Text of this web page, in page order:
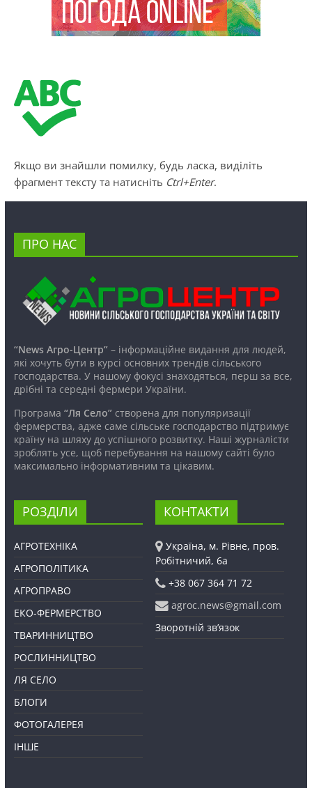
Якщо ви знайшли помилку, будь ласка, виділіть
фрагмент тексту та натисніть Ctrl+Enter.
ПРО НАС
“News Агро-Центр”– інформаційне видання для людей,
які хочуть бути в курсі основних трендів сільського
господарства. У нашому фокусі знаходяться, перш за все,
дрібні та середні фермери України.
Програма “Ля Село”створена для популяризації
фермерства, адже саме сільське господарство підтримує
країну на шляху до успішного розвитку. Наші журналісти
зроблять усе, щоб перебування на нашому сайті було
максимально інформативним та цікавим.
РОЗДІЛИ
АГРОТЕХНІКА
АГРОПОЛІТИКА
АГРОПРАВО
ЕКО-ФЕРМЕРСТВО
ТВАРИННИЦТВО
РОСЛИННИЦТВО
ЛЯ СЕЛО
БЛОГИ
ФОТОГАЛЕРЕЯ
ІНШЕ
КОНТАКТИ
Україна, м. Рівне, пров.
Робітничий, 6а
+38 067 364 71 72
agroc.news@gmail.com
Зворотній зв’язок